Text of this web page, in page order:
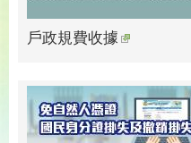
戶政規費收據